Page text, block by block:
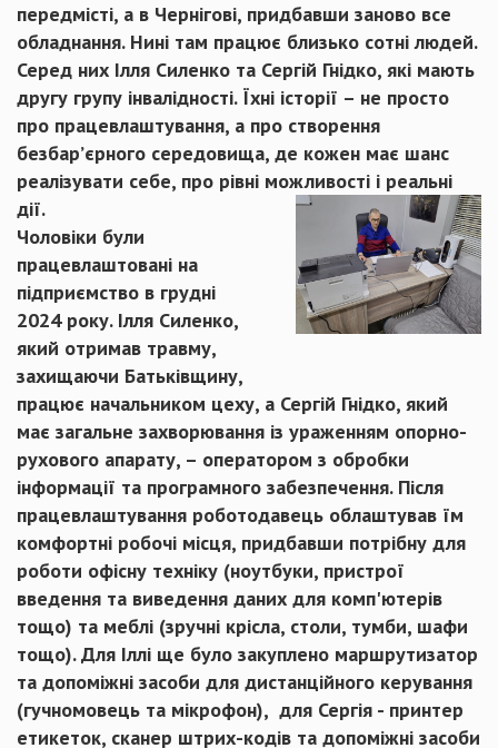
передмісті, а в Чернігові, придбавши заново все
обладнання. Нині там працює близько сотні людей.
Серед них Ілля Силенко та Сергій Гнідко, які мають
другу групу інвалідності. Їхні історії – не просто
про працевлаштування, а про створення
безбар’єрного середовища, де кожен має шанс
реалізувати себе, про рівні можливості і реальні
дії.
Чоловіки були
працевлаштовані на
підприємство в грудні
2024 року. Ілля Силенко,
який отримав травму,
захищаючи Батьківщину,
працює начальником цеху, а Сергій Гнідко, який
має загальне захворювання із ураженням опорно-
рухового апарату, – оператором з обробки
інформації та програмного забезпечення. Після
працевлаштування роботодавець облаштував їм
комфортні робочі місця, придбавши потрібну для
роботи офісну техніку (ноутбуки, пристрої
введення та виведення даних для комп'ютерів
тощо) та меблі (зручні крісла, столи, тумби, шафи
тощо). Для Іллі ще було закуплено маршрутизатор
та допоміжні засоби для дистанційного керування
(гучномовець та мікрофон), для Сергія - принтер
етикеток, сканер штрих-кодів та допоміжні засоби